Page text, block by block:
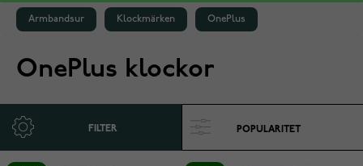
Armbandsur Klockmärken OnePlus
OnePlus klockor
FILTER